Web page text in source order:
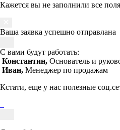
Кажется вы не заполнили все поля
Ваша заявка успешно отправлана
С вами будут работать:
Константин, Основатель и
Иван, Менеджер по продажам
Кстати, еще у нас полезные